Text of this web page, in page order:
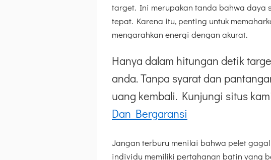
target. Ini merupakan tanda bahwa daya
tepat. Karena itu, penting untuk
mengarahkan energi dengan akurat.
Hanya dalam hitungan detik
anda. Tanpa syarat dan
uang kembali. Kunjungi situs
Dan Bergaransi
Jangan terburu menilai bahwa pelet
individu memiliki pertahanan batin yang